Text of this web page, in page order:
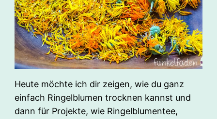
Heute möchte ich dir zeigen, wie du ganz
einfach Ringelblumen trocknen kannst und
dann für Projekte, wie Ringelblumentee,